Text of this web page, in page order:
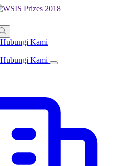
Hubungi Kami
Hubungi Kami